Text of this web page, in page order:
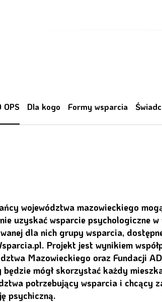
OPS Dla kogo Formy wsparcia
województwa mazowieckiego
uzyskać wsparcie psychologiczne w
dla nich grupy wsparcia,
Projekt jest wynikiem
Mazowieckiego oraz Fundacji
będzie mógł skorzystać każdy
potrzebujący wsparcia i chcący
psychiczną.